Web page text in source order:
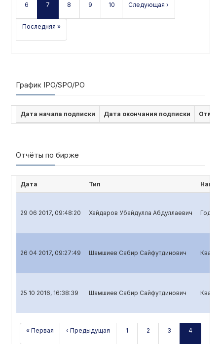
6 7 8 9 10 Следующая ›
Последняя »
График IPO/SPO/PO
Дата начала подписки Дата окончания подписки
Отчёты по бирже
Дата Тип
29 06 2017, 09:48:20 Хайдаров Убайдулла Абдуллаевич
26 04 2017, 09:27:49 Шамшиев Сабир Сайфутдинович
25 10 2016, 16:38:39 Шамшиев Сабир Сайфутдинович
« Первая ‹ Предыдущая 1 2 3 4